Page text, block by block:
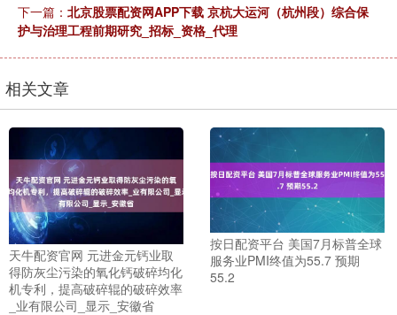
下一篇： 北京股票配资网APP下载 京杭大运河（杭州段）综合保
护与治理工程前期研究_招标_资格_代理
相关文章
天牛配资官网 元进金元钙业取
得防灰尘污染的氧化钙破碎均化
机专利，提高破碎辊的破碎效率
_业有限公司_显示_安徽省
按日配资平台 美国7月标普全球
服务业PMI终值为55.7 预期
55.2